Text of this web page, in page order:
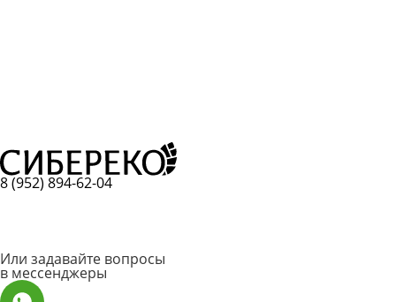
8 (952) 894-62-04
Или задавайте вопросы
в мессенджеры